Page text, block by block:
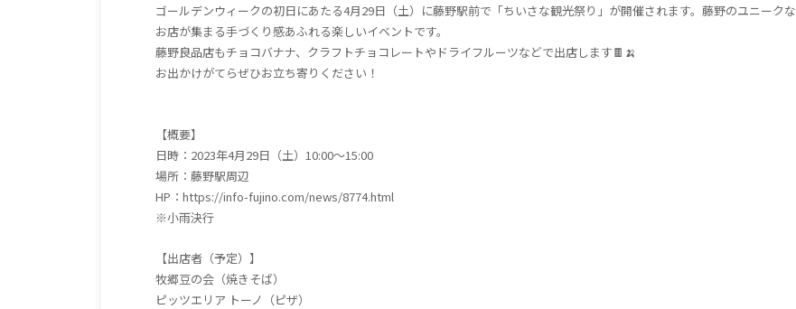
ゴールデンウィークの初日にあたる4月29日（土）に藤野駅前で「ちいさな観光祭り」が開催されます。藤野のユニークな
お店が集まる手づくり感あふれる楽しいイベントです。
藤野良品店もチョコバナナ、クラフトチョコレートやドライフルーツなどで出店します🍫🍌
お出かけがてらぜひお立ち寄りください！
【概要】
日時：2023年4月29日（土）10:00〜15:00
場所：藤野駅周辺
HP：https://info-fujino.com/news/8774.html
※小雨決行
【出店者（予定）】
牧郷豆の会（焼きそば）
ピッツエリア トーノ（ピザ）